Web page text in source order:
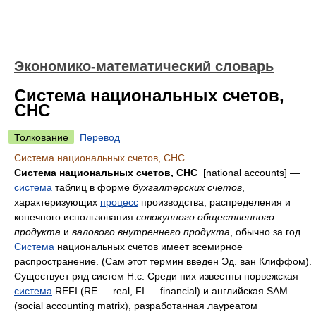
Экономико-математический словарь
Система национальных счетов,
СНС
Толкование
Перевод
Система национальных счетов, СНС
Система национальных сче­тов, СНС [national accounts] —
система таблиц в форме бухгалтерских счетов
характеризующих процесс производства, распределения и
конечного использования совокупного общественного
продукта и валового внутреннего продукта , обычно за год.
Система национальных счетов имеет всемирное
распространение. (Сам этот термин введен Эд. ван Клиффом).
Существует ряд систем Н.с. Среди них известны норвежская
система REFI (RE — real, FI — financial) и английская SAM
(social accounting matrix), разработанная лауреатом